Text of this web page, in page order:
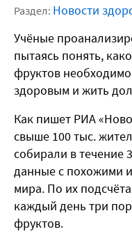
Раздел: Новости
Учёные
пытаясь понять,
фруктов необходимо
здоровым и жить
Как пишет РИА«
свыше 100 тыс.
собирали в течение
данные с похожими
мира. По их
каждый день три
фруктов.